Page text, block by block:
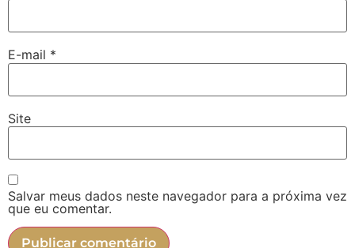
E-mail *
Site
Salvar meus dados neste navegador para a próxima vez
que eu comentar.